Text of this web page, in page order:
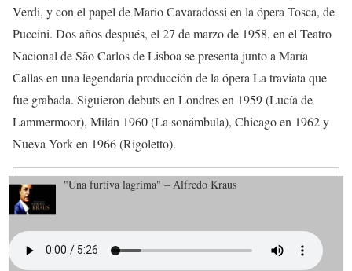
Verdi, y con el papel de Mario Cavaradossi en la ópera Tosca, de
Puccini. Dos años después, el 27 de marzo de 1958, en el Teatro
Nacional de São Carlos de Lisboa se presenta junto a María
Callas en una legendaria producción de la ópera La traviata que
fue grabada. Siguieron debuts en Londres en 1959 (Lucía de
Lammermoor), Milán 1960 (La sonámbula), Chicago en 1962 y
Nueva York en 1966 (Rigoletto).
"Una furtiva lagrima" – Alfredo Kraus